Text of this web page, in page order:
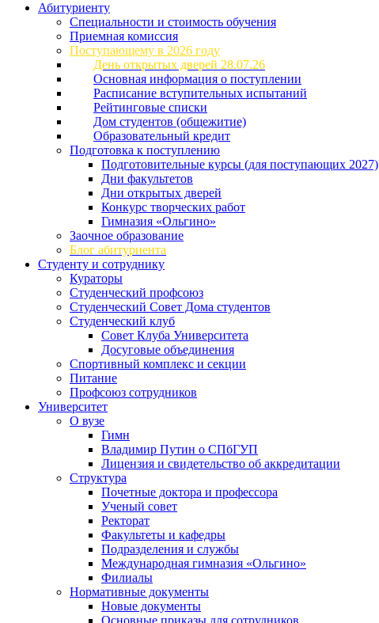
Абитуриенту
Специальности и стоимость обучения
Приемная комиссия
Поступающему в 2026 году
День открытых дверей 28.07.26
Основная информация о поступлении
Расписание вступительных испытаний
Рейтинговые списки
Дом студентов (общежитие)
Образовательный кредит
Подготовка к поступлению
Подготовительные курсы (для поступающих 2027)
Дни факультетов
Дни открытых дверей
Конкурс творческих работ
Гимназия «Ольгино»
Заочное образование
Блог абитуриента
Студенту и сотруднику
Кураторы
Студенческий профсоюз
Студенческий Совет Дома студентов
Студенческий клуб
Совет Клуба Университета
Досуговые объединения
Спортивный комплекс и секции
Питание
Профсоюз сотрудников
Университет
О вузе
Гимн
Владимир Путин о СПбГУП
Лицензия и свидетельство об аккредитации
Структура
Почетные доктора и профессора
Ученый совет
Ректорат
Факультеты и кафедры
Подразделения и службы
Международная гимназия «Ольгино»
Филиалы
Нормативные документы
Новые документы
Основные приказы для сотрудников